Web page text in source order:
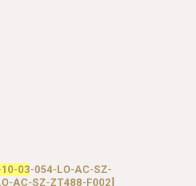
03-054-LO-AC-SZ-
AC-SZ-ZT488-F002]